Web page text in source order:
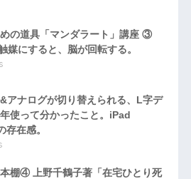
の道具「マンダラート」講座 ③
媒にすると、脳が回転する。
アナログが切り替えられる、L字デ
使って分かったこと。iPad
存在感。
棚④ 上野千鶴子著「在宅ひとり死